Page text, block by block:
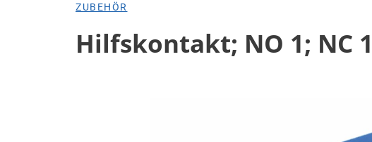
ZUBEHÖR
Hilfskontakt; NO 1; NC 1